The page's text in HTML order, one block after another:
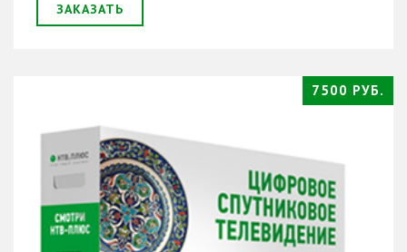
ЗАКАЗАТЬ
7500 РУБ.